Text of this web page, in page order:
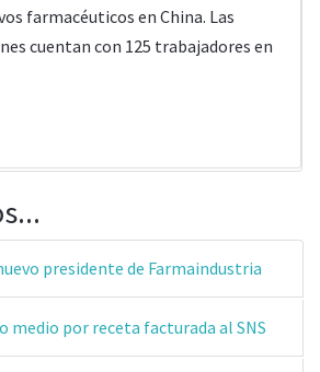
farmacéuticos en China. Las
cuentan con 125 trabajadores en
presidente de Farmaindustria
medio por receta facturada al SNS